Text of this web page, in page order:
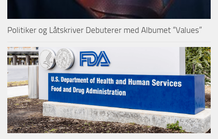
Politiker og Låtskriver Debuterer med Albumet “Values”